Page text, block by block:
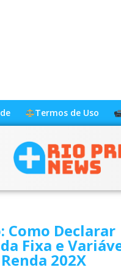
Termos de Uso
Como Declarar
Fixa e
202X